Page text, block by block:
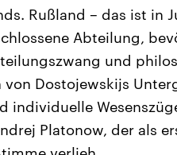
Rußland – das ist in
Abteilung,
und
Dostojewskijs
individuelle
Platonow, der als